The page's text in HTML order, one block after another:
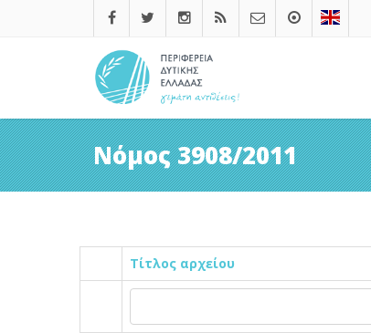
Νόμος 3908/2011
Τίτλος αρχείου